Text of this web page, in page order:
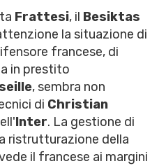
Frattesi, il Besiktas
la situazione di
francese, di
in prestito
, sembra non
di Christian
Inter. La gestione di
ristrutturazione della
il francese ai margini